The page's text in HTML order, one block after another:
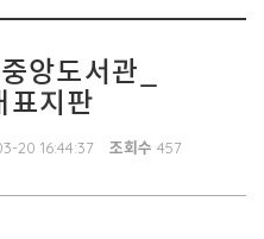
앙도서관_
표지판
20 16:44:37 조회수 457